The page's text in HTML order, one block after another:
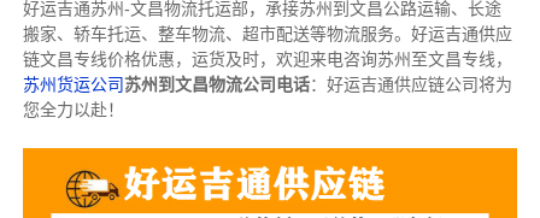
好运吉通苏州-文昌物流托运部， 承接苏州到文昌公路运输、长途
搬家、轿车托运、整车物流、超市配送等物流服务。 好运吉通供应
链文昌专线价格优惠，运货及时，欢迎来电咨询苏州至文昌专线，
苏州货运公司苏州到文昌物流公司电话： 好运吉通供应链公司将为
您全力以赴！